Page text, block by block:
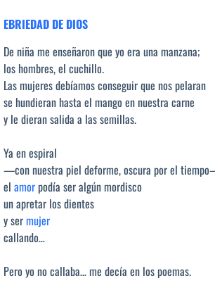
EBRIEDAD DE DIOS
De niña me enseñaron que yo era una manzana;
los hombres, el cuchillo.
Las mujeres debíamos conseguir que nos pelaran
se hundieran hasta el mango en nuestra carne
y le dieran salida a las semillas.
Ya en espiral
­­­­—con nuestra piel deforme, oscura por el
el amorpodía ser algún mordisco
un apretar los dientes
y sermujer
callando…
Pero yo no callaba… me decía en los poemas.